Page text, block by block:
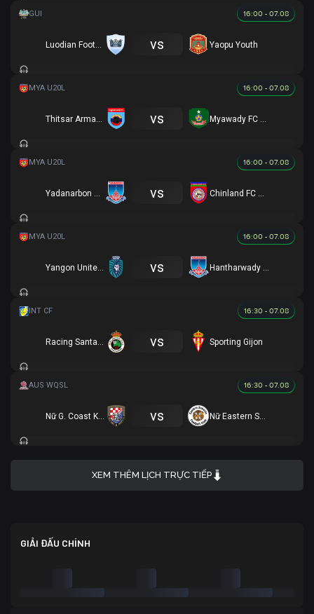
16:00 - 07.08
Luodian Football Association vs Yaopu Youth
16:00 - 07.08
vs
16:00 - 07.08
vs
16:00 - 07.08
Yangon United FC U20 vs
16:30 - 07.08
vs Sporting Gijon
16:30 - 07.08
Nữ G. Coast Knights vs Nữ Eastern Suburbs
XEM THÊM LỊCH TRỰC TIẾP
GIẢI ĐẤU CHÍNH